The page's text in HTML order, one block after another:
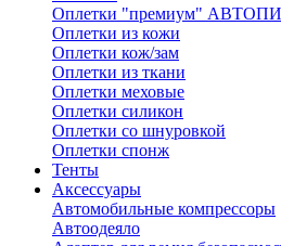
Оплетки "премиум"
Оплетки из кожи
Оплетки кож/зам
Оплетки из ткани
Оплетки меховые
Оплетки силикон
Оплетки со шнуровкой
Оплетки спонж
Тенты
Аксессуары
Автомобильные компрессоры
Автоодеяло